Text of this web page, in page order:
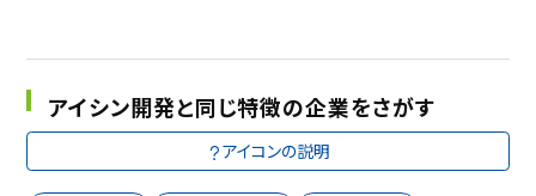
アイシン開発と同じ特徴の企業をさがす
アイコンの説明